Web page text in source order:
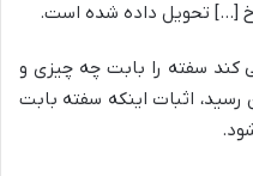
[…] تحویل داده شده است.
سفته را بابت چه چیزی و
اثبات اینکه سفته بابت